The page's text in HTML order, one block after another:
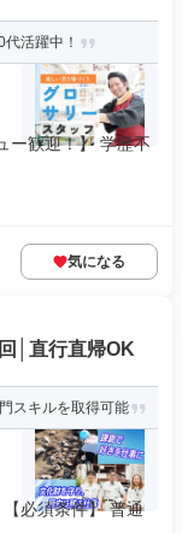
活躍中！
ー歓迎！】 学歴不
気になる
│直行直帰OK
スキルを取得可能
必須条件】 普通